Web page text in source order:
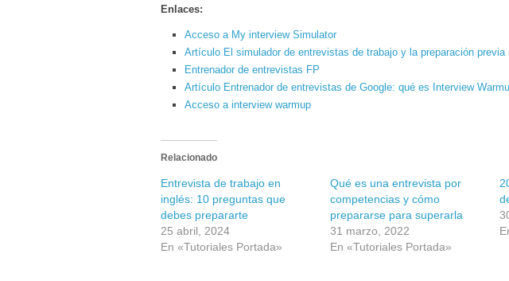
Enlaces:
Acceso a My interview Simulator
Artículo El simulador de entrevistas de trabajo y la preparación previa
Entrenador de entrevistas FP
Artículo Entrenador de entrevistas de Google: qué es Interview
Acceso a interview warmup
Relacionado
Entrevista de trabajo en
inglés: 10 preguntas que
debes prepararte
25 abril, 2024
En «Tutoriales Portada»
Qué es una entrevista por
competencias y cómo
prepararse para superarla
31 marzo, 2022
En «Tutoriales Portada»